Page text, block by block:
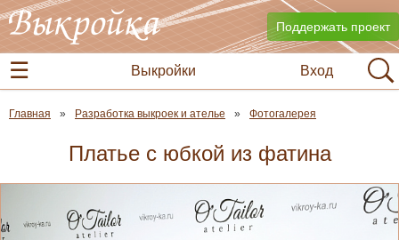
Поддержать проект
Вход
Выкройки
Главная Разработка выкроек и ателье Фотогалерея
Платье с юбкой из фатина